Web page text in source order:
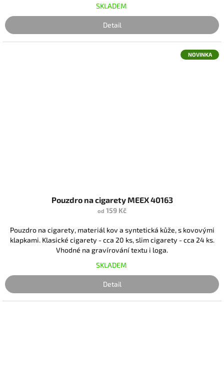
SKLADEM
Detail
NOVINKA
Pouzdro na cigarety MEEX 40163
od 159 Kč
Pouzdro na cigarety, materiál kov a syntetická kůže, s kovovými
klapkami. Klasické cigarety - cca 20 ks, slim cigarety - cca 24 ks.
Vhodné na gravírování textu i loga.
SKLADEM
Detail